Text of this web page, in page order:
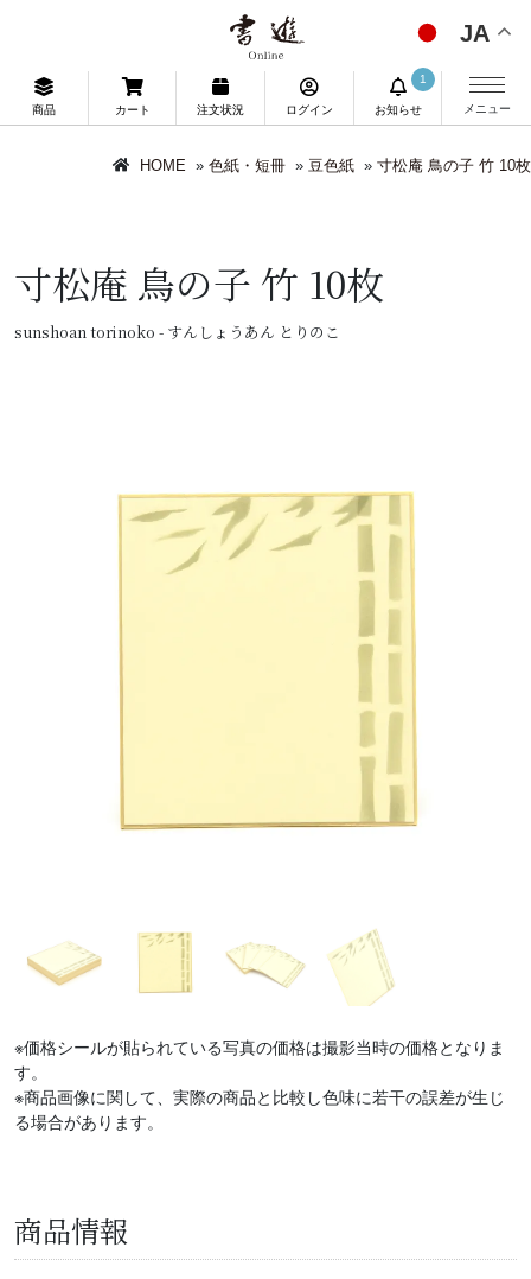
JA
商品 カート 注文状況 ログイン お知らせ
1
メニュー
HOME » 色紙・短冊 » 豆色紙 » 寸松庵 鳥の子 竹 10枚
寸松庵 鳥の子 竹 10枚
sunshoan torinoko - すんしょうあん とりのこ
※価格シールが貼られている写真の価格は撮影当時の価格となりま
す。
※商品画像に関して、実際の商品と比較し色味に若干の誤差が生じ
る場合があります。
商品情報